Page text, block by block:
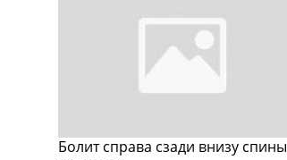
Болит справа сзади внизу спины